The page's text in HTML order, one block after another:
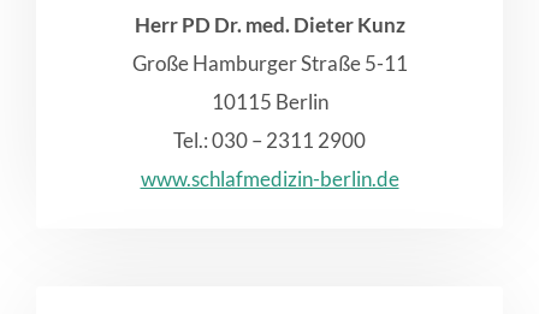
Herr PD Dr. med. Dieter Kunz
Große Hamburger Straße 5-11
10115 Berlin
Tel.: 030 – 2311 2900
www.schlafmedizin-berlin.de